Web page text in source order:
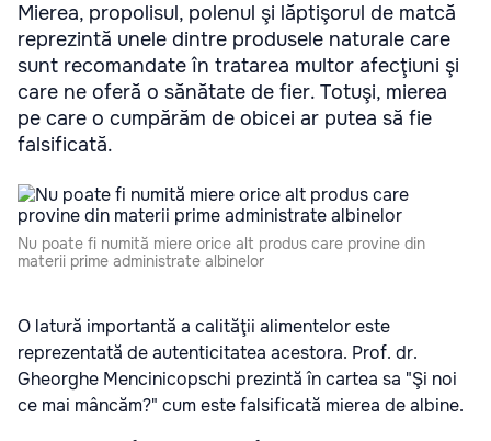
Mierea, propolisul, polenul şi lăptişorul de matcă
reprezintă unele dintre produsele naturale care
sunt recomandate în tratarea multor afecţiuni şi
care ne oferă o sănătate de fier. Totuşi, mierea
pe care o cumpărăm de obicei ar putea să fie
falsificată.
Nu poate fi numită miere orice alt produs care provine din
materii prime administrate albinelor
O latură importantă a calităţii alimentelor este
reprezentată de autenticitatea acestora. Prof. dr.
Gheorghe Mencinicopschi prezintă în cartea sa "Şi noi
ce mai mâncăm?" cum este falsificată mierea de albine.